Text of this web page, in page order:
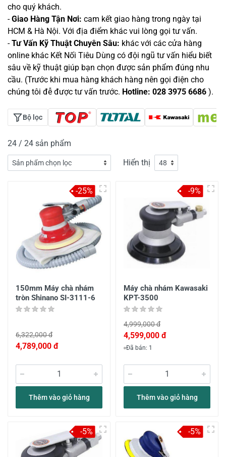
cho quý khách.
-Giao Hàng Tận Nơi: cam kết giao hàng trong ngày tại
HCM & Hà Nội. Với địa điểm khác vui lòng gọi tư vấn.
-Tư Vấn Kỹ Thuật Chuyên Sâu: khác với các cửa hàng
online khác Kết Nối Tiêu Dùng có đội ngũ tư vấn hiểu biết
sâu về kỹ thuật giúp bạn chọn được sản phẩm đúng nhu
cầu. (Trước khi mua hàng khách hàng nên gọi điện cho
chúng tôi đễ được tư vấn trước. Hotline: 028 3975 6686 ).
Bộ lọc
24 / 24 sản phẩm
Hiển thị
150mm Máy chà nhám
tròn Shinano SI-3111-6
6,322,000 đ
4,789,000 đ
Thêm vào giỏ hàng
-25%
Máy chà nhám Kawasaki
KPT-3500
4,999,000 đ
4,599,000 đ
Đã bán: 1
Thêm vào giỏ hàng
-9%
-5% -5%